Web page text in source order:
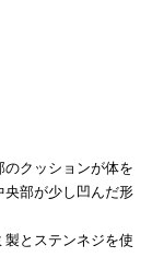
クッションが体を
央部が少し凹んだ形
とステンネジを使